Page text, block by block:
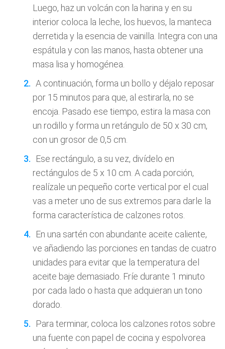
Luego, haz un volcán con la harina y en su
interior coloca la leche, los huevos, la manteca
derretida y la esencia de vainilla. Integra con una
espátula y con las manos, hasta obtener una
masa lisa y homogénea.
A continuación, forma un bollo y déjalo reposar
por 15 minutos para que, al estirarla, no se
encoja. Pasado ese tiempo, estira la masa con
un rodillo y forma un retángulo de 50 x 30 cm,
con un grosor de 0,5 cm.
Ese rectángulo, a su vez, divídelo en
rectángulos de 5 x 10 cm. A cada porción,
realízale un pequeño corte vertical por el cual
vas a meter uno de sus extremos para darle la
forma característica de calzones rotos.
En una sartén con abundante aceite caliente,
ve añadiendo las porciones en tandas de cuatro
unidades para evitar que la temperatura del
aceite baje demasiado. Fríe durante 1 minuto
por cada lado o hasta que adquieran un tono
dorado.
Para terminar, coloca los calzones rotos sobre
una fuente con papel de cocina y espolvorea